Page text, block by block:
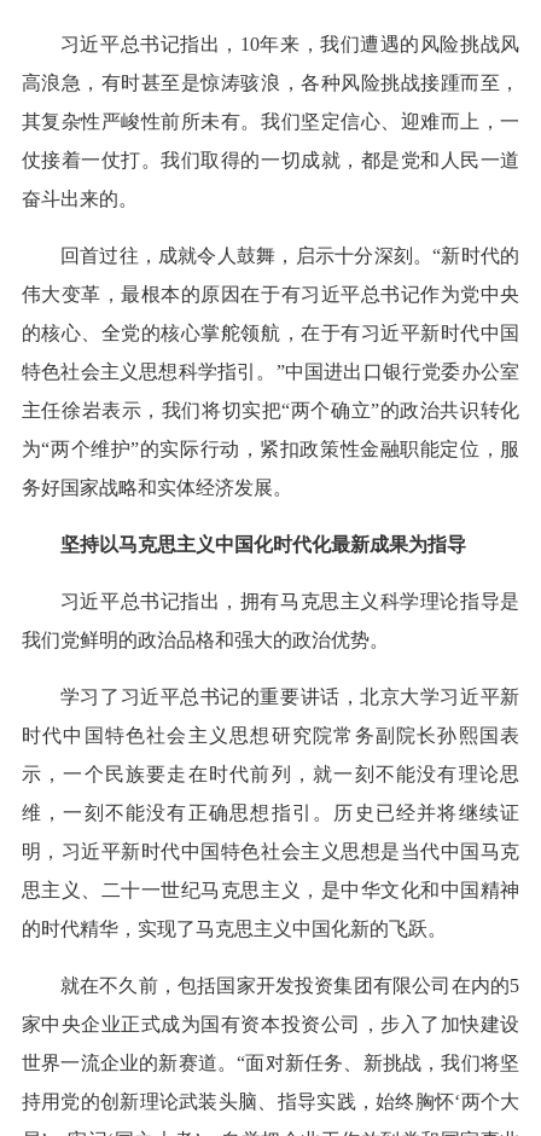
习近平总书记指出，10年来，我们遭遇的风险挑战风
高浪急，有时甚至是惊涛骇浪，各种风险挑战接踵而至，
其复杂性严峻性前所未有。我们坚定信心、迎难而上，一
仗接着一仗打。我们取得的一切成就，都是党和人民一道
奋斗出来的。
回首过往，成就令人鼓舞，启示十分深刻。“新时代的
伟大变革，最根本的原因在于有习近平总书记作为党中央
的核心、全党的核心掌舵领航，在于有习近平新时代中国
特色社会主义思想科学指引。”中国进出口银行党委办公室
主任徐岩表示，我们将切实把“两个确立”的政治共识转化
为“两个维护”的实际行动，紧扣政策性金融职能定位，服
务好国家战略和实体经济发展。
坚持以马克思主义中国化时代化最新成果为指导
习近平总书记指出，拥有马克思主义科学理论指导是
我们党鲜明的政治品格和强大的政治优势。
学习了习近平总书记的重要讲话，北京大学习近平新
时代中国特色社会主义思想研究院常务副院长孙熙国表
示，一个民族要走在时代前列，就一刻不能没有理论思
维，一刻不能没有正确思想指引。历史已经并将继续证
明，习近平新时代中国特色社会主义思想是当代中国马克
思主义、二十一世纪马克思主义，是中华文化和中国精神
的时代精华，实现了马克思主义中国化新的飞跃。
就在不久前，包括国家开发投资集团有限公司在内的5
家中央企业正式成为国有资本投资公司，步入了加快建设
世界一流企业的新赛道。“面对新任务、新挑战，我们将坚
持用党的创新理论武装头脑、指导实践，始终胸怀‘两个大